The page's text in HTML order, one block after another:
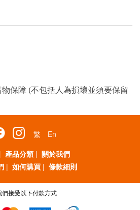
保障 (不包括人為損壞並須要保留
繁
En
| 產品分類 | 關於我們
| 如何購買 | 條款細則
們接受以下付款方式